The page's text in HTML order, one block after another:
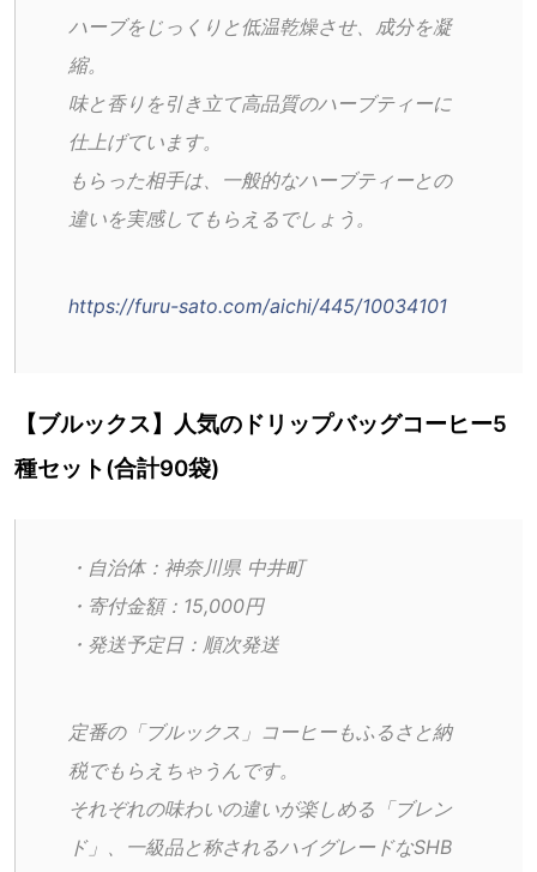
ハーブをじっくりと低温乾燥させ、成分を凝
縮。
味と香りを引き立て高品質のハーブティーに
仕上げています。
もらった相手は、一般的なハーブティーとの
違いを実感してもらえるでしょう。
https://furu-sato.com/aichi/445/10034101
【ブルックス】人気のドリップバッグコーヒー5
種セット(合計90袋)
・自治体：神奈川県 中井町
・寄付金額：15,000円
・発送予定日：順次発送
定番の「ブルックス」コーヒーもふるさと納
税でもらえちゃうんです。
それぞれの味わいの違いが楽しめる「ブレン
ド」、一級品と称されるハイグレードなSHB